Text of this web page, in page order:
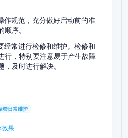
规范，充分做好启动前的准
。
常进行检修和维护。检修和
，特别要注意易于产生故障
，及时进行解决。
筛日常维护
效果